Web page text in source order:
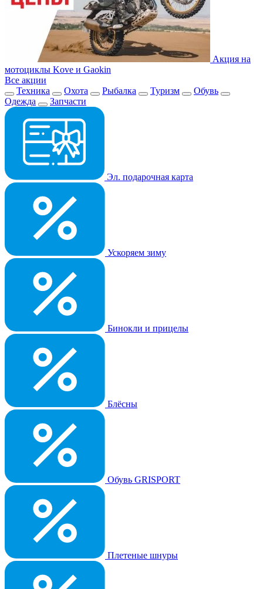
Акция на
мотоциклы Kove и Gaokin
Все акции
Техника
Охота Рыбалка Туризм
Обувь
Одежда
Запчасти
Эл. подарочная карта
Ускоряем зиму
Бинокли и прицелы
Блёсны
Обувь GRISPORT
Плетеные шнуры